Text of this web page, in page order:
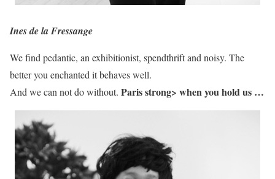
Ines de la Fressange
We find pedantic, an exhibitionist, spendthrift and noisy. The
better you enchanted it behaves well.
And we can not do without. Paris strong> when you hold us …